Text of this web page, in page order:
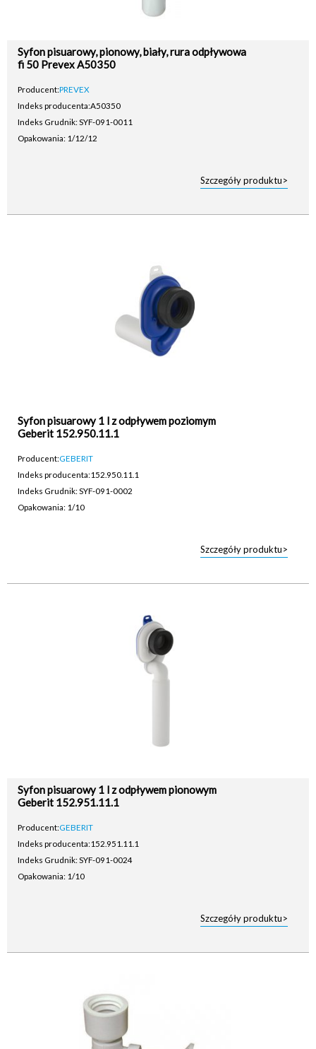
Syfon pisuarowy, pionowy, biały, rura odpływowa
fi 50 Prevex A50350
Producent:PREVEX
Indeks producenta:A50350
Indeks Grudnik: SYF-091-0011
Opakowania: 1/12/12
Szczegóły produktu>
Syfon pisuarowy 1 l z odpływem poziomym
Geberit 152.950.11.1
Producent:GEBERIT
Indeks producenta:152.950.11.1
Indeks Grudnik: SYF-091-0002
Opakowania: 1/10
Szczegóły produktu>
Syfon pisuarowy 1 l z odpływem pionowym
Geberit 152.951.11.1
Producent:GEBERIT
Indeks producenta:152.951.11.1
Indeks Grudnik: SYF-091-0024
Opakowania: 1/10
Szczegóły produktu>